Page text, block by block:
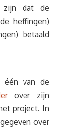
zijn dat de
heffingen)
betaald
één van de
over zijn
project. In
over